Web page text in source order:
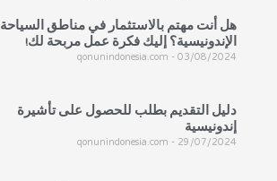
هل أنت مهتم بالاستثمار في مناطق السياحة
الإندونيسية؟ إليك فكرة عمل مربحة لك!
qonunindonesia.com 03/08/2024
دليل التقديم بطلب للحصول على تأشيرة
إندونيسية
qonunindonesia.com 29/07/2024